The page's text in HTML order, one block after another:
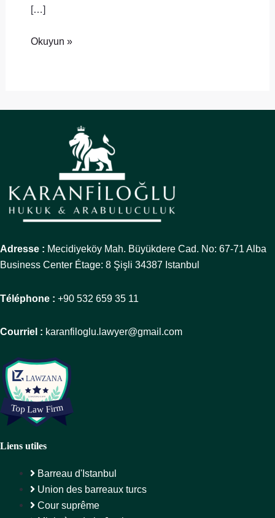
[…]
Okuyun »
Adresse : Mecidiyeköy Mah. Büyükdere Cad. No: 67-71 Alba
Business Center Étage: 8 Şişli 34387 Istanbul
Téléphone : +90 532 659 35 11
Courriel : karanfiloglu.lawyer@gmail.com
Liens utiles
Barreau d'Istanbul
Union des barreaux turcs
Cour suprême